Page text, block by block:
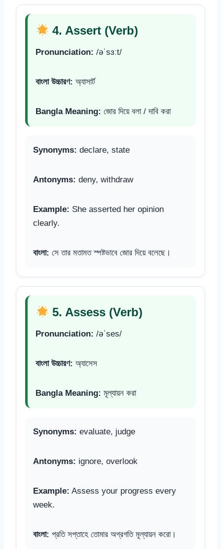
4. Assert (Verb)
Pronunciation: /əˈsɜːt/
বাংলা উচ্চারণ: অ্যাসার্ট
Bangla Meaning: জোর দিয়ে বলা / দাবি করা
Synonyms: declare, state
Antonyms: deny, withdraw
Example: She asserted her opinion
clearly.
বাংলা: সে তার মতামত স্পষ্টভাবে জোর দিয়ে বলেছে।
5. Assess (Verb)
Pronunciation: /əˈses/
বাংলা উচ্চারণ: অ্যাসেস
Bangla Meaning: মূল্যায়ন করা
Synonyms: evaluate, judge
Antonyms: ignore, overlook
Example: Assess your progress every
week.
বাংলা: প্রতি সপ্তাহে তোমার অগ্রগতি মূল্যায়ন করো।